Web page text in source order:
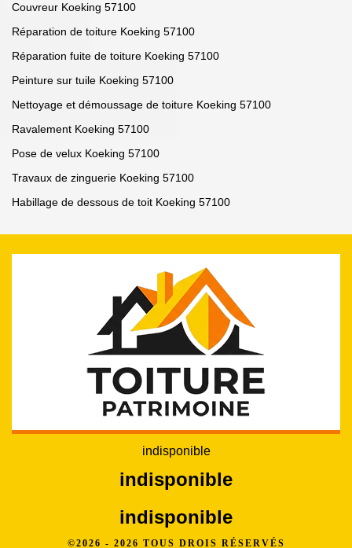
Couvreur Koeking 57100
Réparation de toiture Koeking 57100
Réparation fuite de toiture Koeking 57100
Peinture sur tuile Koeking 57100
Nettoyage et démoussage de toiture Koeking 57100
Ravalement Koeking 57100
Pose de velux Koeking 57100
Travaux de zinguerie Koeking 57100
Habillage de dessous de toit Koeking 57100
indisponible
indisponible
indisponible
©2026 - 2026 TOUS DROIS RÉSERVÉS